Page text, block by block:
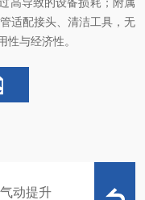
适配接头、清洁工具，无
与经济性。
动提升